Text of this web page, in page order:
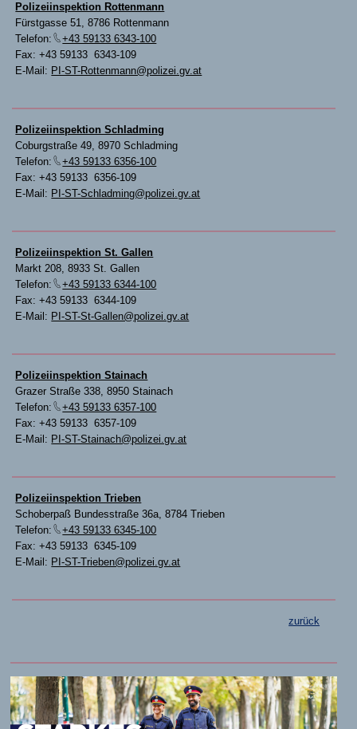
Polizeiinspektion Rottenmann
Fürstgasse 51, 8786 Rottenmann
Telefon:
+43 59133 6343-100
Fax: +43 59133 6343-109
E-Mail: PI-ST-Rottenmann@polizei.gv.at
Polizeiinspektion Schladming
Coburgstraße 49, 8970 Schladming
Telefon:
+43 59133 6356-100
Fax: +43 59133 6356-109
E-Mail: PI-ST-Schladming@polizei.gv.at
Polizeiinspektion St. Gallen
Markt 208, 8933 St. Gallen
Telefon:
+43 59133 6344-100
Fax: +43 59133 6344-109
E-Mail: PI-ST-St-Gallen@polizei.gv.at
Polizeiinspektion Stainach
Grazer Straße 338, 8950 Stainach
Telefon:
+43 59133 6357-100
Fax: +43 59133 6357-109
E-Mail: PI-ST-Stainach@polizei.gv.at
Polizeiinspektion Trieben
Schoberpaß Bundesstraße 36a, 8784 Trieben
Telefon:
+43 59133 6345-100
Fax: +43 59133 6345-109
E-Mail: PI-ST-Trieben@polizei.gv.at
zurück